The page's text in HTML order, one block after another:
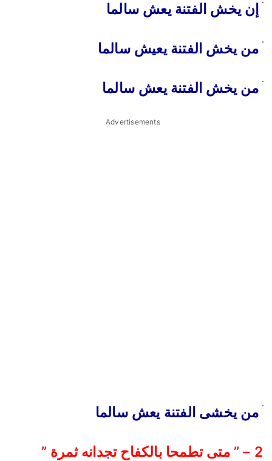
إن يخش الفتنة يعش سالما
من يخش الفتنة يعيش سالما
من يخش الفتنة يعش سالما
Advertisements
من يخشى الفتنة يعش سالما
2 – ” متى تطمحا بالكفاح تجدانه ثمرة ”